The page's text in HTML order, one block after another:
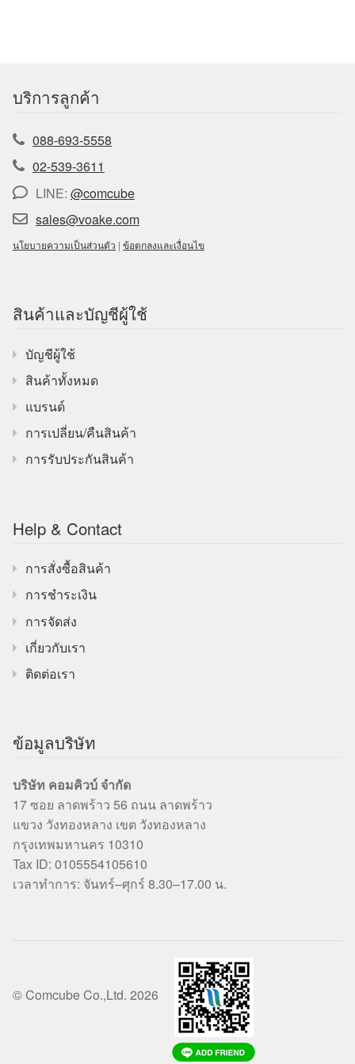
บริการลูกค้า
088-693-5558
02-539-3611
LINE: @comcube
sales@voake.com
นโยบายความเป็นส่วนตัว | ข้อตกลงและเงื่อนไข
สินค้าและบัญชีผู้ใช้
บัญชีผู้ใช้
สินค้าทั้งหมด
แบรนด์
การเปลี่ยน/คืนสินค้า
การรับประกันสินค้า
Help & Contact
การสั่งซื้อสินค้า
การชำระเงิน
การจัดส่ง
เกี่ยวกับเรา
ติดต่อเรา
ข้อมูลบริษัท
บริษัท คอมคิวบ์ จำกัด
17 ซอย ลาดพร้าว 56 ถนน ลาดพร้าว
แขวง วังทองหลาง เขต วังทองหลาง
กรุงเทพมหานคร 10310
Tax ID: 0105554105610
เวลาทำการ: จันทร์–ศุกร์ 8.30–17.00 น.
© Comcube Co.,Ltd. 2026